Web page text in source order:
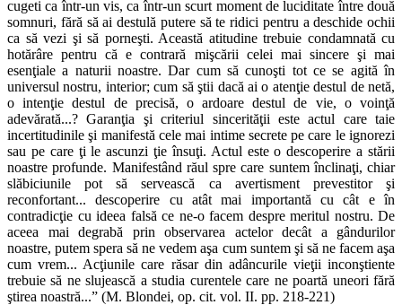
cugeti ca într-un vis, ca într-un scurt moment de luciditate între două
somnuri, fără să ai destulă putere să te ridici pentru a deschide ochii
ca să vezi şi să porneşti. Această atitudine trebuie condamnată cu
hotărâre pentru că e contrară mişcării celei mai sincere şi mai
esenţiale a naturii noastre. Dar cum să cunoşti tot ce se agită în
universul nostru, interior; cum să ştii dacă ai o atenţie destul de netă,
o intenţie destul de precisă, o ardoare destul de vie, o voinţă
adevărată...? Garanţia şi criteriul sincerităţii este actul care taie
incertitudinile şi manifestă cele mai intime secrete pe care le ignorezi
sau pe care ţi le ascunzi ţie însuţi. Actul este o descoperire a stării
noastre profunde. Manifestând răul spre care suntem înclinaţi, chiar
slăbiciunile pot să servească ca avertisment prevestitor şi
reconfortant... descoperire cu atât mai importantă cu cât e în
contradicţie cu ideea falsă ce ne-o facem despre meritul nostru. De
aceea mai degrabă prin observarea actelor decât a gândurilor
noastre, putem spera să ne vedem aşa cum suntem şi să ne facem aşa
cum vrem... Acţiunile care răsar din adâncurile vieţii inconştiente
trebuie să ne slujească a studia curentele care ne poartă uneori fără
ştirea noastră...” (M. Blondei, op. cit. vol. II. pp. 218-221)